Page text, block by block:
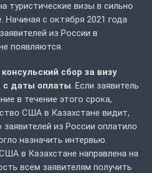
туристические визы в сильно
Начиная с октября 2021 года
из России в
появляются.
сбор за визу
с даты оплаты. Если заявитель
в течение этого срока,
США в Казахстане видит,
из России оплатило
назначить интервью.
в Казахстане направлена на
всем заявителям получить